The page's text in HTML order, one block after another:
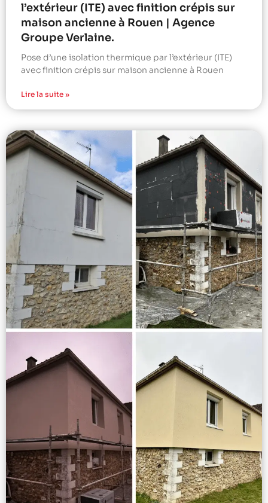
l’extérieur (ITE) avec finition crépis sur
maison ancienne à Rouen | Agence
Groupe Verlaine.
Pose d’une isolation thermique par l’extérieur (ITE)
avec finition crépis sur maison ancienne à Rouen
Lire la suite »